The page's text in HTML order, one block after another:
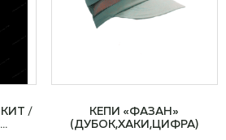
/
КЕПИ «ФАЗАН»
(ДУБОК,ХАКИ,ЦИФРА)